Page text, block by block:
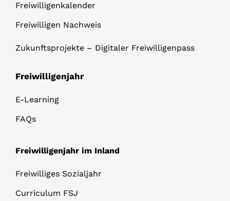
Freiwilligenkalender
Freiwilligen Nachweis
Zukunftsprojekte – Digitaler Freiwilligenpass
Freiwilligenjahr
E-Learning
FAQs
Freiwilligenjahr im Inland
Freiwilliges Sozialjahr
Curriculum FSJ